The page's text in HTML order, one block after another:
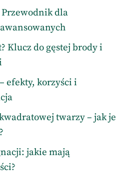
dla
Klucz do gęstej brody i
efekty, korzyści i
twarzy – jak je
jakie mają